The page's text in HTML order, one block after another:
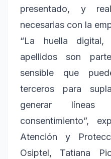
presentado, y
necesarias con la
“La huella
apellidos son
sensible que
terceros para
generar
consentimiento”,
Atención y
Osiptel, Tatiana